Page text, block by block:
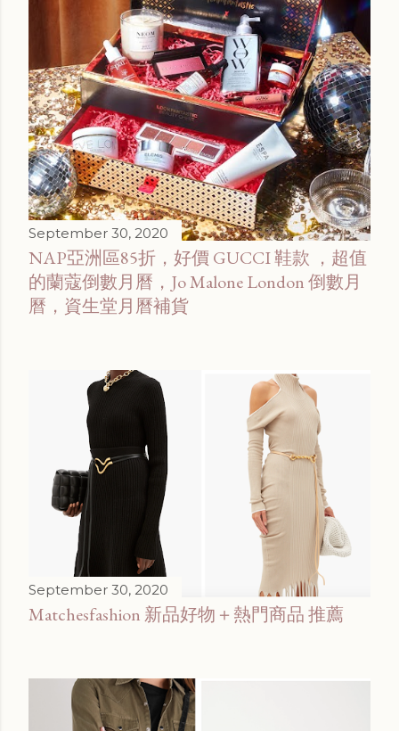
September 30, 2020
NAP亞洲區85折，好價 GUCCI 鞋款 ，超值
的蘭蔻倒數月曆，Jo Malone London 倒數月
曆，資生堂月曆補貨
September 30, 2020
Matchesfashion 新品好物＋熱門商品 推薦